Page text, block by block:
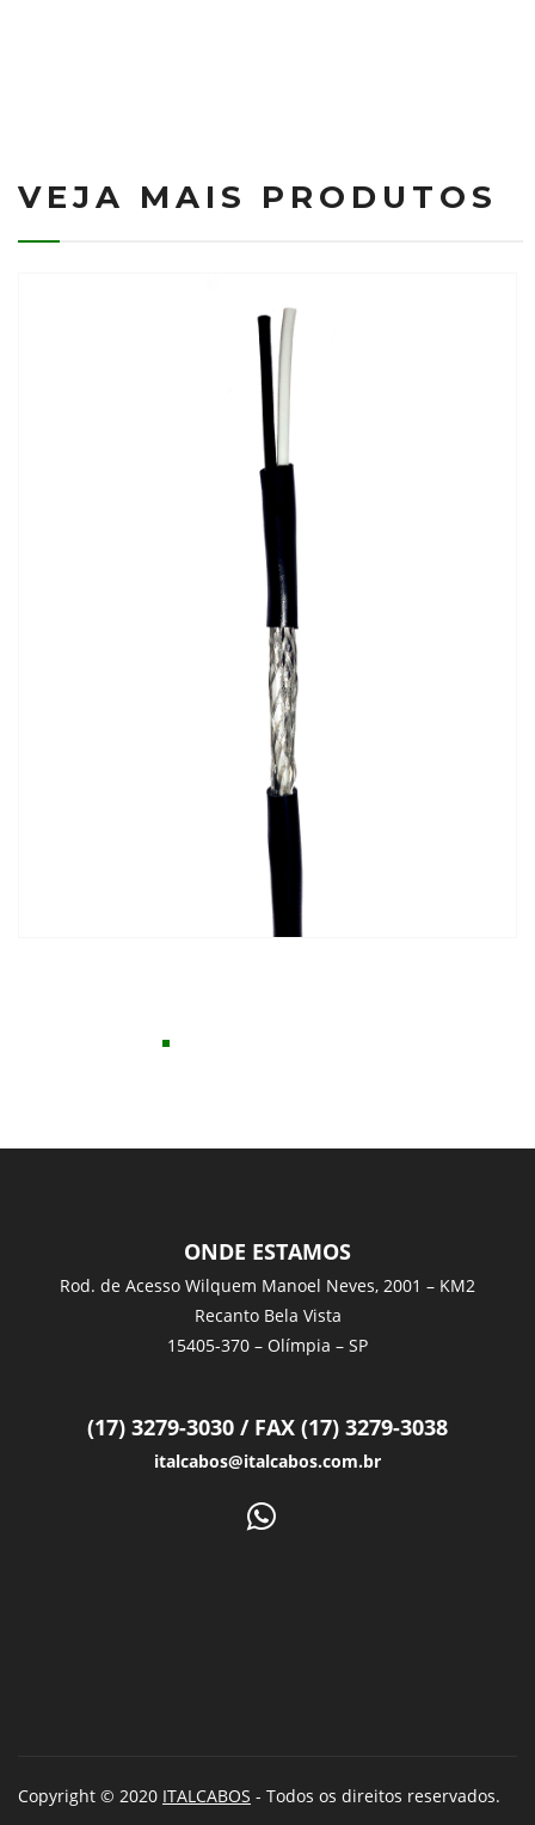
VEJA MAIS PRODUTOS
ONDE ESTAMOS
Rod. de Acesso Wilquem Manoel Neves, 2001 – KM2
Recanto Bela Vista
15405-370 – Olímpia – SP
(17) 3279-3030 / FAX (17) 3279-3038
italcabos@italcabos.com.br
Copyright © 2020 ITALCABOS - Todos os direitos reservados.